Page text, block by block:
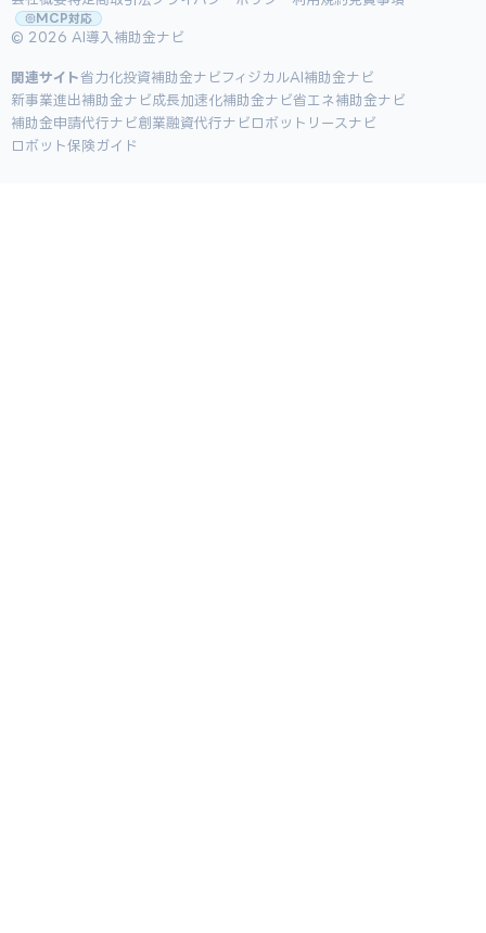
MCP対応
© 2026 AI導入補助金ナビ
関連サイト省力化投資補助金ナビ フィジカルAI補助金ナビ
新事業進出補助金ナビ成長加速化補助金ナビ省エネ補助金ナビ
補助金申請代行ナビ創業融資代行ナビ ロボットリースナビ
ロボット保険ガイド